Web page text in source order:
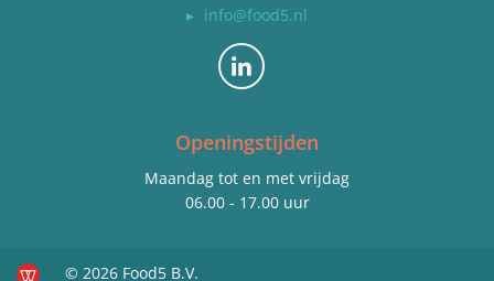
▸ info@food5.nl
Bekijk ons op LinkedIn
Openingstijden
Maandag tot en met vrijdag
06.00 - 17.00 uur
© 2026 Food5 B.V.